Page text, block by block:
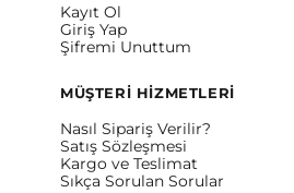
Kayıt Ol
Giriş Yap
Şifremi Unuttum
MÜŞTERİ HİZMETLERİ
Nasıl Sipariş Verilir?
Satış Sözleşmesi
Kargo ve Teslimat
Sıkça Sorulan Sorular